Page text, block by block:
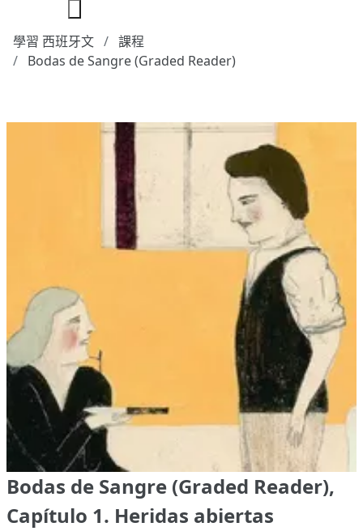
學習 西班牙文
課程
Bodas de Sangre (Graded Reader)
Bodas de Sangre (Graded Reader),
Capítulo 1. Heridas abiertas